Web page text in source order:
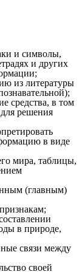
и символы,
и других
из литературы
средства, в том
решения
в виде
мира, таблицы,
(главным)
в природе,
связи между
своей